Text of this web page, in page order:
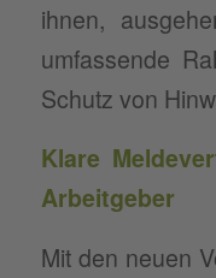
ihnen,
umfassende
Schutz von
Klare
Arbeitgeber
Mit den neuen